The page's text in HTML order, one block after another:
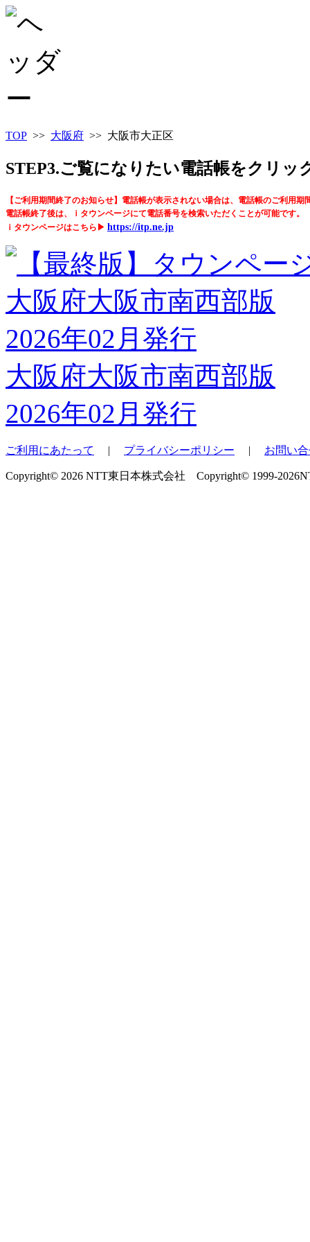
TOP >> 大阪府 >> 大阪市大正区
STEP3.ご覧になりたい電話帳をクリッ
【ご利用期間終了のお知らせ】電話帳が表示されない場合は、電話帳のご利用期
電話帳終了後は、ｉタウンページにて電話番号を検索いただくことが可能です。
ｉタウンページはこちら▶ https://itp.ne.jp
大阪府大阪市南西部版
2026年02月発行
ご利用にあたって | プライバシーポリシー | お問い
Copyright© 2026 NTT東日本株式会社 Copyright© 1999-